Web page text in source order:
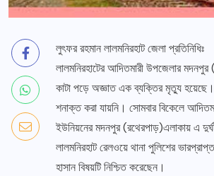
লুৎফর রহমান লালমনিরহাট জেলা প্রতিনিধিঃ
লালমনিরহাটের আদিতমারী উপজেলার
কাটা পড়ে অজ্ঞাত এক ব্যক্তির মৃত্যু
শনাক্ত করা যায়নি। সোমবার বিকেলে
ইউনিয়নের মদনপুর (রথেরপাড়)এলাকায় এ
লালমনিরহাট রেলওয়ে থানা পুলিশের
হাসান বিষয়টি নিশ্চিত করেছেন।